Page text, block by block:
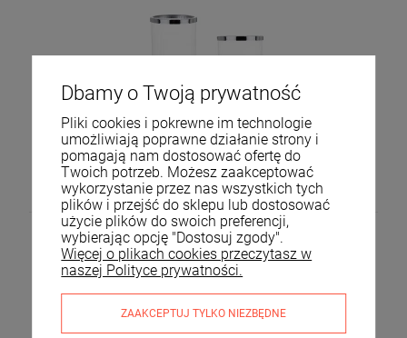
Świecznik metalowy szklany srebrny 27,5x12x12 169276
61,00 zł
Dbamy o Twoją prywatność
Pliki cookies i pokrewne im technologie
umożliwiają poprawne działanie strony i
pomagają nam dostosować ofertę do
Twoich potrzeb. Możesz zaakceptować
wykorzystanie przez nas wszystkich tych
plików i przejść do sklepu lub dostosować
użycie plików do swoich preferencji,
wybierając opcję "Dostosuj zgody".
Więcej o plikach cookies przeczytasz w
naszej Polityce prywatności.
ZAAKCEPTUJ TYLKO NIEZBĘDNE